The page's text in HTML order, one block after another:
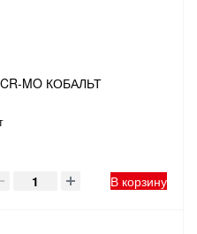
MO КОБАЛЬТ
В корзину